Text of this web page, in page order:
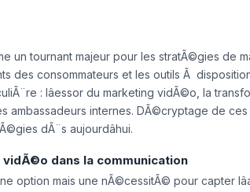
un tournant majeur pour les stratÃ©gies
des consommateurs et les outils Ã
: lâessor du marketing vidÃ©o, la
ambassadeurs internes. DÃ©cryptage de
dans la communication